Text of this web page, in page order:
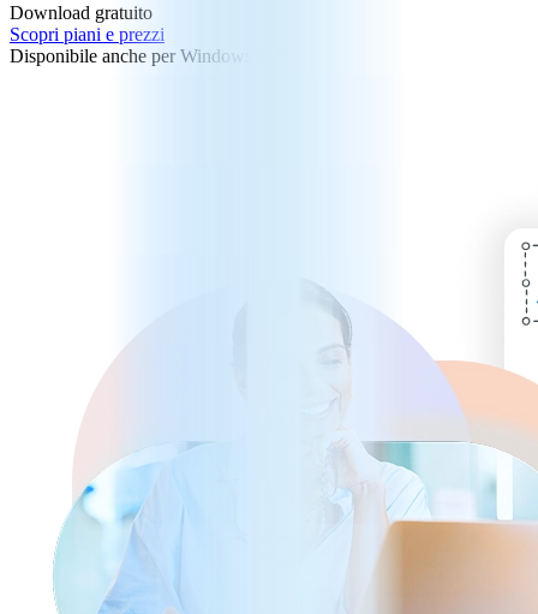
Download gratuito
Scopri piani e prezzi
Disponibile anche per Windows e iOS